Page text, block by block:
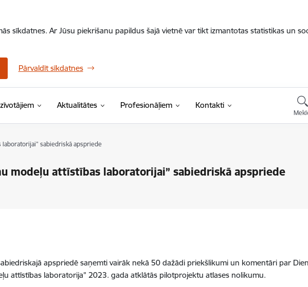
sīkdatnes. Ar Jūsu piekrišanu papildus šajā vietnē var tikt izmantotas statistikas un
Pārvaldīt sīkdatnes
Aktualitātes Profesionāļiem Kontakti
sabiedriskā apspriede
modeļu attīstības laboratorijai” sabiedriskā apspriede
apspriedē saņemti vairāk nekā 50 dažādi priekšlikumi un komentāri par
attīstības laboratorija” 2023. gada atklātās pilotprojektu atlases nolikumu.